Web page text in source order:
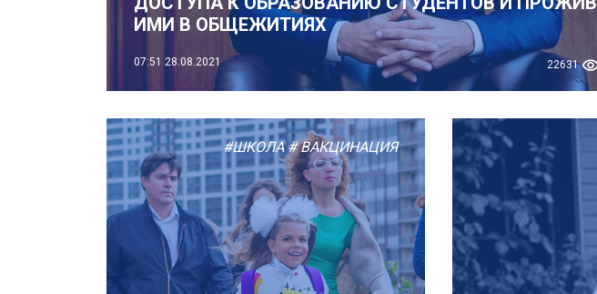
ИМИ В ОБЩЕЖИТИЯХ
07:51 28.08.2021 22631
#ШКОЛА # ВАКЦИНАЦИЯ